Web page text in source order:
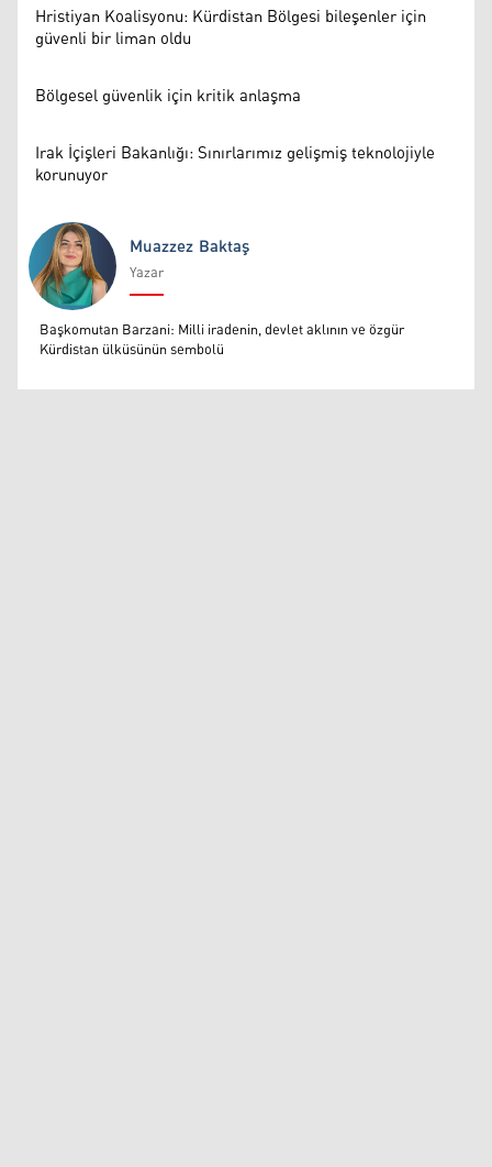
Hristiyan Koalisyonu: Kürdistan Bölgesi bileşenler için
güvenli bir liman oldu
Bölgesel güvenlik için kritik anlaşma
Irak İçişleri Bakanlığı: Sınırlarımız gelişmiş teknolojiyle
korunuyor
Muazzez Baktaş
Muazzez Baktaş
Yazar
Başkomutan Barzani: Milli iradenin, devlet aklının ve özgür
Kürdistan ülküsünün sembolü